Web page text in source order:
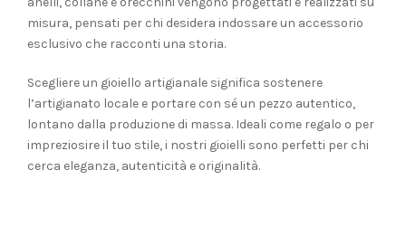
misura, pensati per chi desidera indossare un accessorio
esclusivo che racconti una storia.
Scegliere un gioiello artigianale significa sostenere
l’artigianato locale e portare con sé un pezzo autentico,
lontano dalla produzione di massa. Ideali come regalo o per
impreziosire il tuo stile, i nostri gioielli sono perfetti per chi
cerca eleganza, autenticità e originalità.